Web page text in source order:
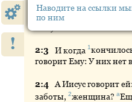
!
2:2 Был
приглашён на
2:3 Икогда1
говорит Ему: У них нет
2:4 АИисус говорит
заботы,2женщина?а
Наводите на ссылки
по ним